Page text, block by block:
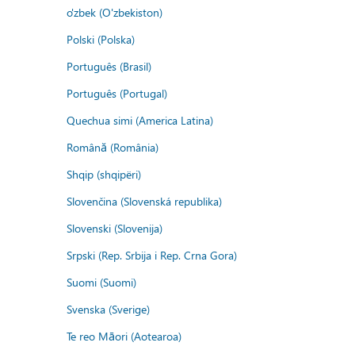
o'zbek (O'zbekiston)
Polski (Polska)
Português (Brasil)
Português (Portugal)
Quechua simi (America Latina)
Română (România)
Shqip (shqipëri)
Slovenčina (Slovenská republika)
Slovenski (Slovenija)
Srpski (Rep. Srbija i Rep. Crna Gora)
Suomi (Suomi)
Svenska (Sverige)
Te reo Māori (Aotearoa)